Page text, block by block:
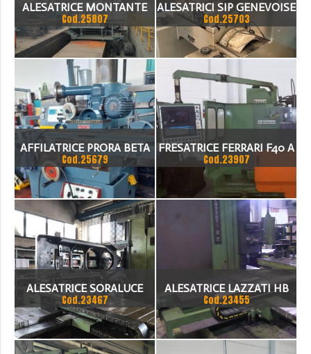
ALESATRICE MONTANTE
MOBILE SKODA 200 CNC
CORSA VERTICALE 5.000
MM
Cod.25807
ALESATRICI SIP GENEVOISE
Cod.25703
AFFILATRICE PRORA BETA
Cod.25679
FRESATRICE FERRARI F40 A
CNC
Cod.23907
ALESATRICE SORALUCE
RETROFITTATA CON
PROGRAMMA SELCA,
Cod.23467
ALESATRICE LAZZATI HB
110 CON CN ECS 2101
Cod.23455